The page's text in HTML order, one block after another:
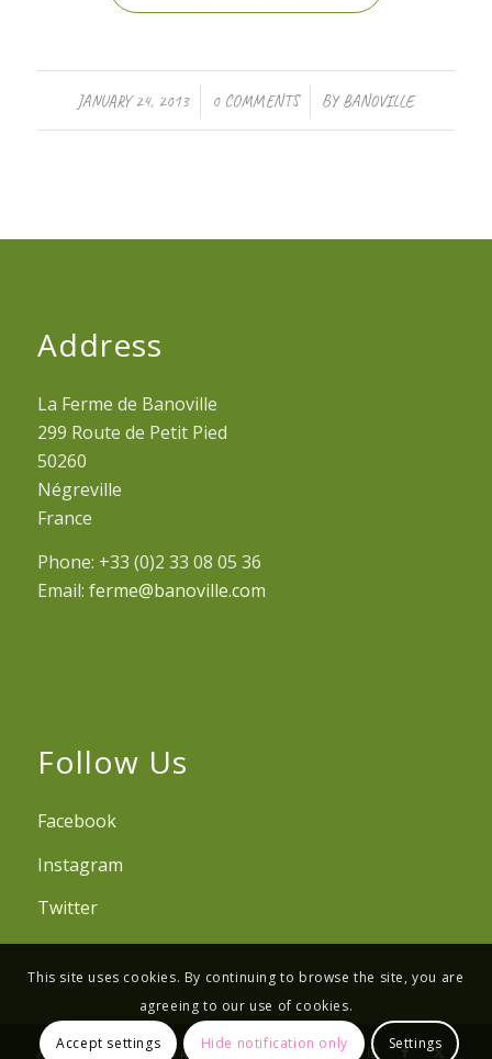
JANUARY 24, 2013
/ 0 COMMENTS
/ BYBANOVILLE
Address
La Ferme de Banoville
299 Route de Petit Pied
50260
Négreville
France
Phone: +33 (0)2 33 08 05 36
Email: ferme@banoville.com
Follow Us
Facebook
Instagram
Twitter
© Copyright - Ferme de Banoville
This site uses cookies. By continuing to browse the site, you are
agreeing to our use of cookies.
Accept settings Hide notification only Settings